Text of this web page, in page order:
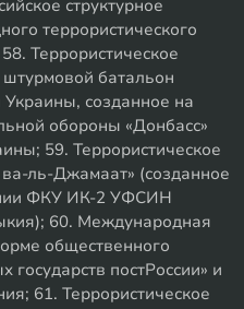
структурное
террористического
Террористическое
батальон
созданное на
обороны «Донбасс»
59. Террористическое
ль-Джамаат» (созданное
ФКУ ИК-2 УФСИН
60. Международная
общественного
постРоссии» и
61. Террористическое